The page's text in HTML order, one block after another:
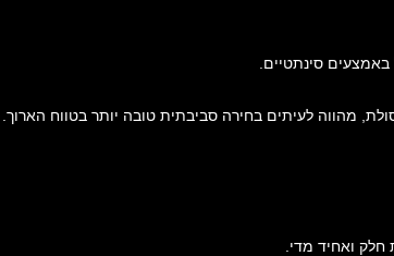
סינתטיים.
מהווה לעיתים בחירה סביבתית טובה יותר בטווח הארוך.
חלק ואחיד מדי.